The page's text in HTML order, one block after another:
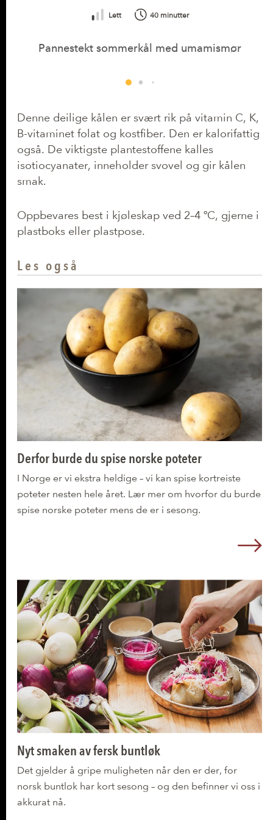
Lett 40 minutter
Pannestekt sommerkål med umamismør
Denne deilige kålen er svært rik på vitamin C, K,
B-vitaminet folat og kostfiber. Den er kalorifattig
også. De viktigste plantestoffene kalles
isotiocyanater, inneholder svovel og gir kålen
smak.
Oppbevares best i kjøleskap ved 2–4 ºC, gjerne i
plastboks eller plastpose.
Les også
Derfor burde du spise norske poteter
I Norge er vi ekstra heldige – vi kan spise kortreiste
poteter nesten hele året. Lær mer om hvorfor du burde
spise norske poteter mens de er i sesong.
Nyt smaken av fersk buntløk
Det gjelder å gripe muligheten når den er der, for
norsk buntløk har kort sesong – og den befinner vi oss i
akkurat nå.